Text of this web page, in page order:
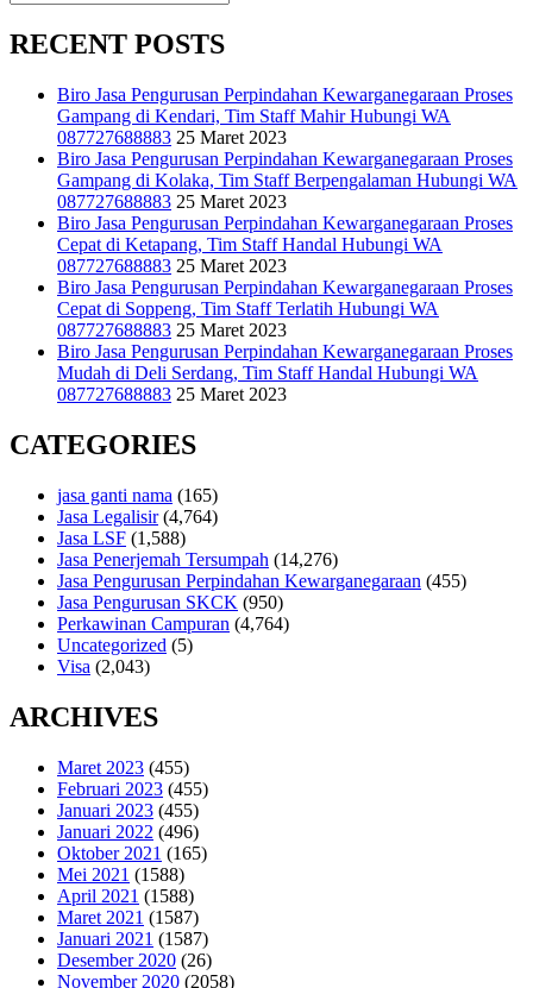
RECENT POSTS
Biro Jasa Pengurusan Perpindahan Kewarganegaraan Proses
Gampang di Kendari, Tim Staff Mahir Hubungi WA
087727688883 25 Maret 2023
Biro Jasa Pengurusan Perpindahan Kewarganegaraan Proses
Gampang di Kolaka, Tim Staff Berpengalaman Hubungi WA
087727688883 25 Maret 2023
Biro Jasa Pengurusan Perpindahan Kewarganegaraan Proses
Cepat di Ketapang, Tim Staff Handal Hubungi WA
087727688883 25 Maret 2023
Biro Jasa Pengurusan Perpindahan Kewarganegaraan Proses
Cepat di Soppeng, Tim Staff Terlatih Hubungi WA
087727688883 25 Maret 2023
Biro Jasa Pengurusan Perpindahan Kewarganegaraan Proses
Mudah di Deli Serdang, Tim Staff Handal Hubungi WA
087727688883 25 Maret 2023
CATEGORIES
jasa ganti nama (165)
Jasa Legalisir(4,764)
Jasa LSF (1,588)
Jasa Penerjemah Tersumpah (14,276)
Jasa Pengurusan Perpindahan Kewarganegaraan (455)
Jasa Pengurusan SKCK (950)
Perkawinan Campuran (4,764)
Uncategorized (5)
Visa (2,043)
ARCHIVES
Maret 2023 (455)
Februari 2023 (455)
Januari 2023 (455)
Januari 2022 (496)
Oktober 2021 (165)
Mei 2021 (1588)
April 2021 (1588)
Maret 2021 (1587)
Januari 2021 (1587)
Desember 2020 (26)
November 2020 (2058)